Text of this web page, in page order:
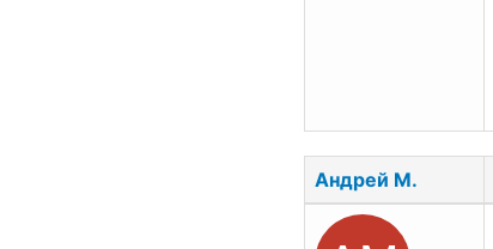
Андрей М.